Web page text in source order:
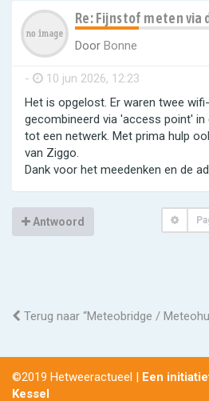
Re: Fijnstof meten via
Door Bonne
- 10 jun 2026, 12:23
Het is opgelost. Er waren twee
gecombineerd via 'access point' in
tot een netwerk. Met prima hulp
van Ziggo.
Dank voor het meedenken en de
Antwoord
Terug naar “Meteobridge /
©2019 Hetweeractueel | Een
Kessel